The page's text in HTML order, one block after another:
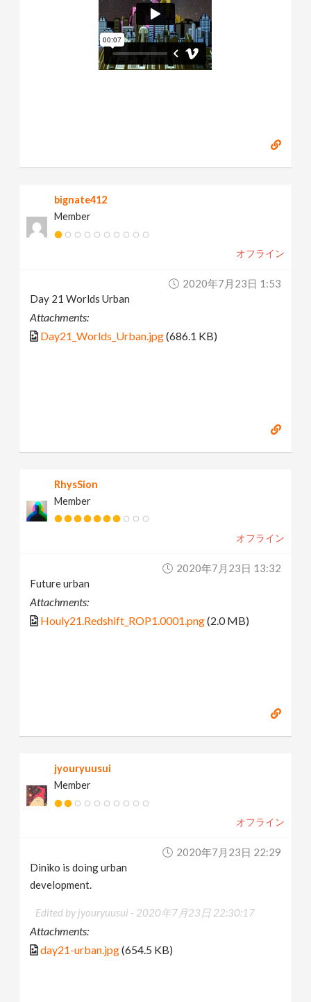
bignate412
Member
オフライン
2020年7月23日 1:53
Day 21 Worlds Urban
Attachments:
Day21_Worlds_Urban.jpg(686.1 KB)
RhysSion
Member
オフライン
2020年7月23日 13:32
Future urban
Attachments:
Houly21.Redshift_ROP1.0001.png(2.0 MB)
jyouryuusui
Member
オフライン
2020年7月23日 22:29
Diniko is doing urban
development.
Edited by jyouryuusui - 2020年7月23日 22:30:17
Attachments:
day21-urban.jpg(654.5 KB)